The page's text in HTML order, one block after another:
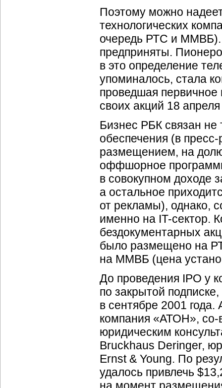
Поэтому можно
технологических
очередь РТС и ММВБ).
предприняты.
в это определение
упоминалось, стала
проведшая
своих акций 18 апреля
Бизнес РБК связан не
обеспечения (в
размещением, на
оффшорное
в совокупном доходе
а остальное
от рекламы), однако,
именно на IT-сектор.
бездокументарных
было размещено на
на ММВБ (цена
До проведения IPO у
по закрытой
в сентябре 2001
компания «АТОН»,
юридическим
Bruckhaus Deringer,
Ernst & Young. По
удалось привлечь